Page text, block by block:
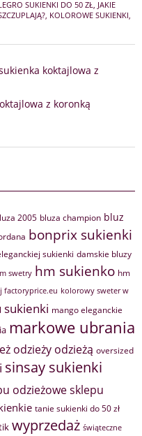
SUKIENKI DO 50 ZŁ
JAKIE
KOLOROWE SUKIENKI
koktajlowa z
z koronką
2005 bluza champion bluz
bonprix sukienki
sukienki damskie bluzy
swetry hm sukienko hm
factoryprice.eu kolorowy sweter w
sukienki mango eleganckie
markowe ubrania
odzieży odzieżą oversized
sinsay sukienki
odzieżowesklepu
tanie sukienki do 50 zł
wyprzedaż świąteczne